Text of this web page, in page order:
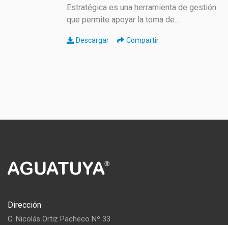
Estratégica es una herramienta de gestión
que permite apoyar la toma de...
Descargar Compartir
Dirección
C. Nicolás Ortiz Pacheco Nº 33